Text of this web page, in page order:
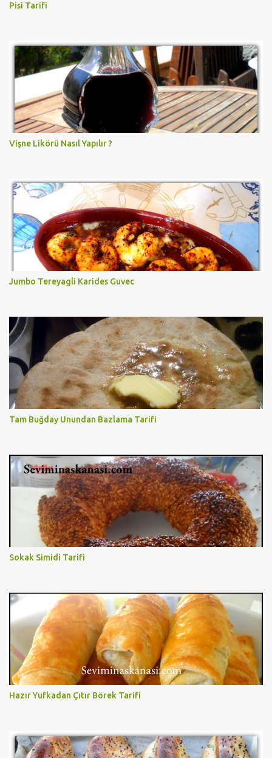
Pisi Tarifi
Vişne Likörü Nasıl Yapılır ?
Jumbo Tereyagli Karides Guvec
Tam Buğday Unundan Bazlama Tarifi
Sokak Simidi Tarifi
Hazır Yufkadan Çıtır Börek Tarifi